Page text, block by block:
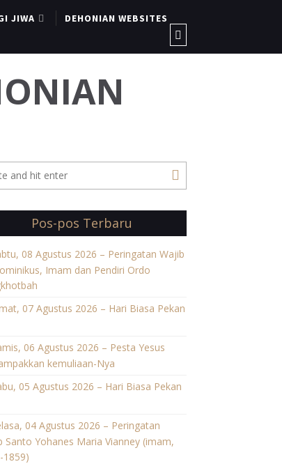
JIWA DEHONIAN WEBSITES
Pos-pos Terbaru
08 Agustus 2026 – Peringatan Wajib
Imam dan Pendiri Ordo
07 Agustus 2026 – Hari Biasa Pekan
06 Agustus 2026 – Pesta Yesus
kemuliaan-Nya
05 Agustus 2026 – Hari Biasa Pekan
04 Agustus 2026 – Peringatan
Santo Yohanes Maria Vianney (imam,
1859)